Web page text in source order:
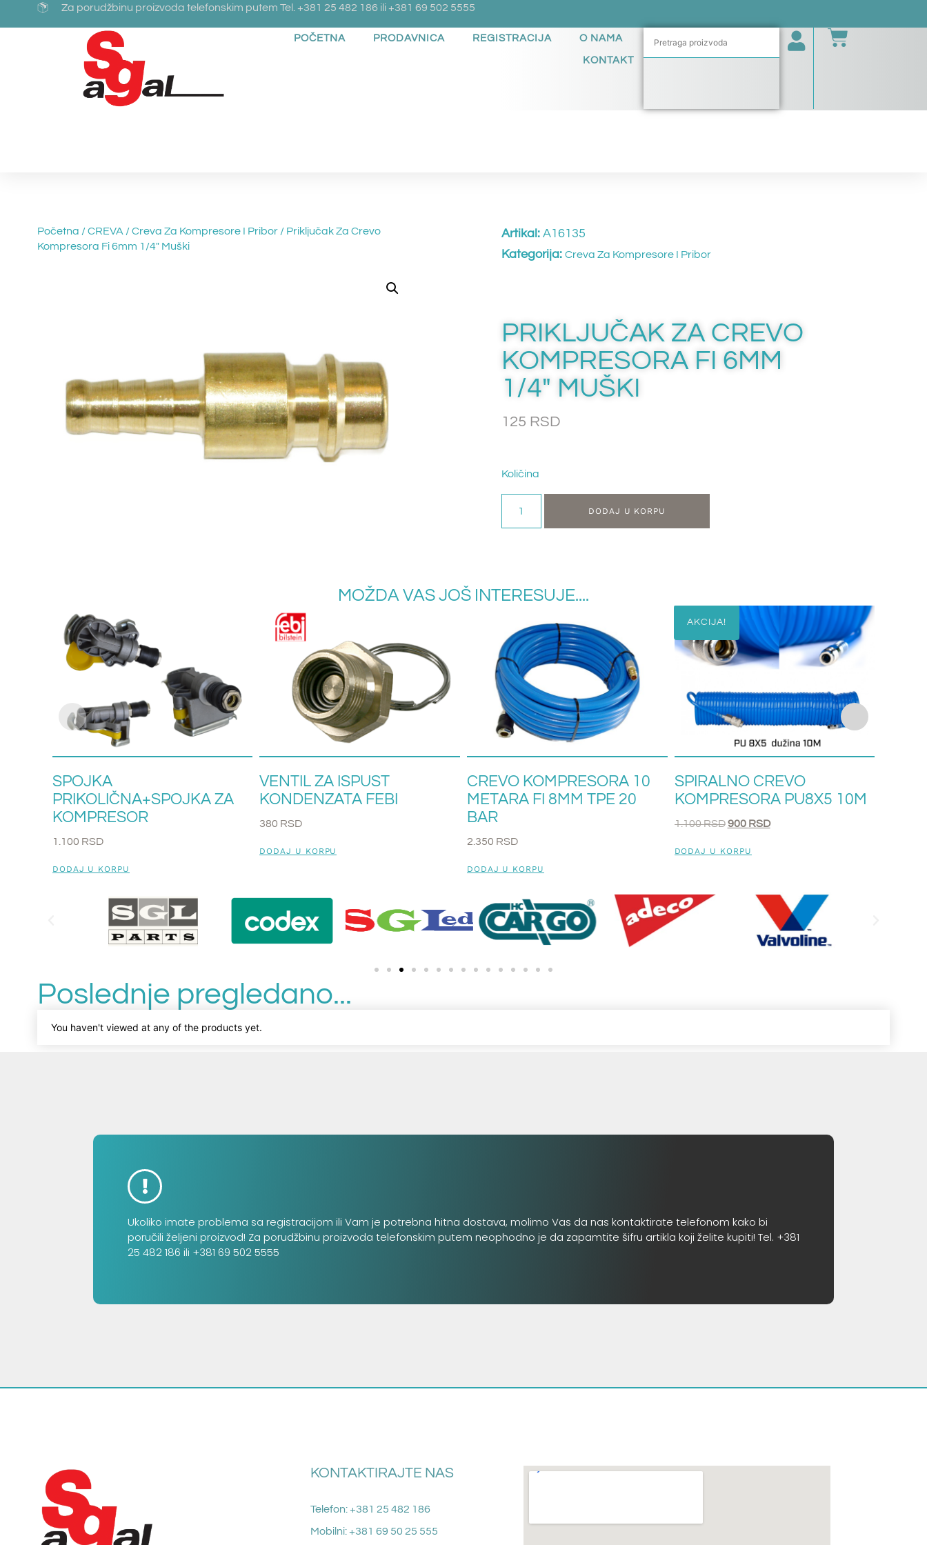
Za porudžbinu proizvoda telefonskim putem Tel. +381 25 482 186 ili +381 69 502 5555
POČETNA PRODAVNICA REGISTRACIJA O NAMA
KONTAKT
Početna /CREVA /Creva Za Kompresore I Pribor/ Priključak Za Crevo
Kompresora Fi 6mm 1/4″ Muški
Artikal: A16135
Kategorija: Creva Za Kompresore I Pribor
PRIKLJUČAK ZA CREVO
KOMPRESORA FI 6MM
1/4″ MUŠKI
125 RSD
Količina
DODAJ U KORPU
MOŽDA VAS JOŠ INTERESUJE....
SPOJKA
PRIKOLIČNA+SPOJKA ZA
KOMPRESOR
1.100 RSD
DODAJ U KORPU
VENTIL ZA ISPUST
KONDENZATA FEBI
380 RSD
DODAJ U KORPU
CREVO KOMPRESORA 10
METARA FI 8MM TPE 20
BAR
2.350 RSD
DODAJ U KORPU
AKCIJA!
SPIRALNO CREVO
KOMPRESORA PU8X5 10M
1.100RSD 900 RSD
DODAJ U KORPU
Poslednje pregledano...
You haven't viewed at any of the products yet.
Ukoliko imate problema sa registracijom ili Vam je potrebna hitna dostava, molimo Vas da nas kontaktirate telefonom kako bi
poručili željeni proizvod! Za porudžbinu proizvoda telefonskim putem neophodno je da zapamtite šifru artikla koji želite kupiti! Tel. +381
25 482 186 ili +381 69 502 5555
KONTAKTIRAJTE NAS
Telefon: +381 25 482 186
Mobilni: +381 69 50 25 555